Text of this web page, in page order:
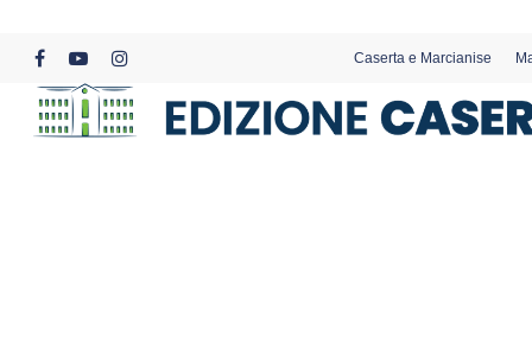
content
facebookyoutubeinstagram
Caserta e Marcianise